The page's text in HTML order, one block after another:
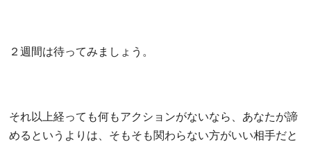
２週間は待ってみましょう。
それ以上経っても何もアクションがないなら、あなたが諦
めるというよりは、そもそも関わらない方がいい相手だと